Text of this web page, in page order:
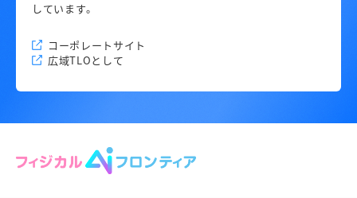
しています。
コーポレートサイト
広域TLOとして